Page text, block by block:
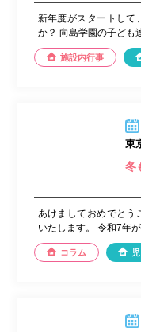
新年度がスタートして
か？ 向島学園の子ども
施設内行事
東
冬
あけましておめでとう
いたします。 令和7年
コラム